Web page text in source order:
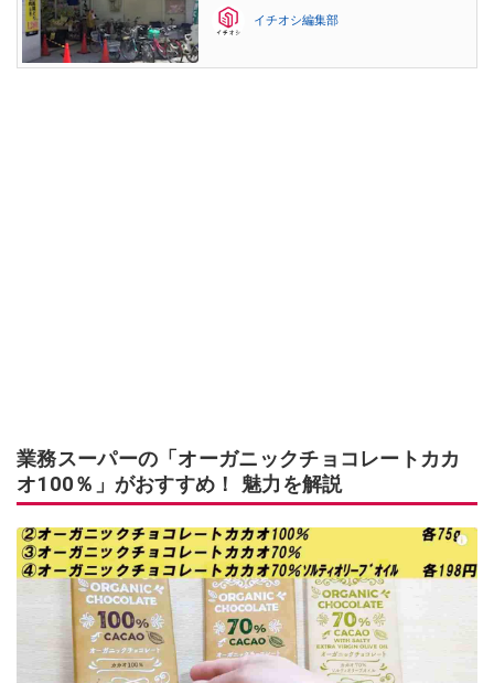
イチオシ編集部
業務スーパーの「オーガニックチョコレートカカ
オ100％」がおすすめ！ 魅力を解説